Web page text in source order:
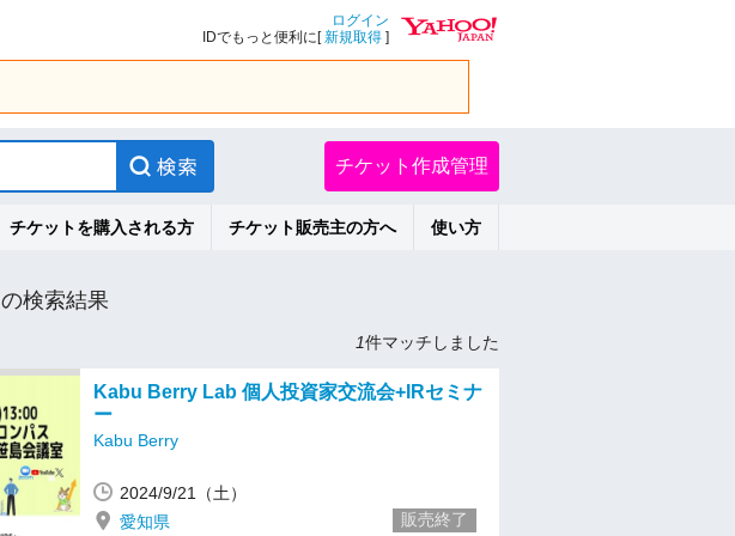
ログイン
IDでもっと便利に[新規取得 ]
チケット作成管理
チケットを購入される方 チケット販売主の方へ 使い方
の検索結果
1件マッチしました
Kabu Berry Lab 個人投資家交流会+IRセミナ
ー
Kabu Berry
2024/9/21（土）
愛知県
販売終了